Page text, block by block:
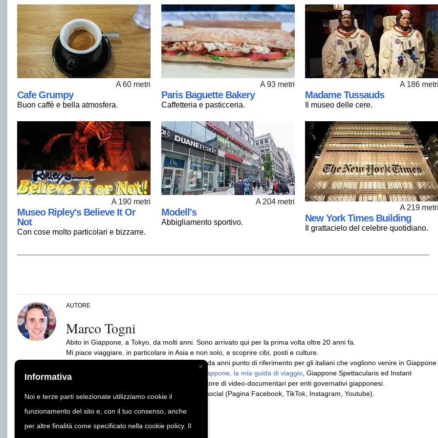
A 60 metri
Cafe Grumpy
Buon caffè e bella atmosfera.
A 93 metri
Paris Baguette Bakery
Caffetteria e pasticceria.
A 186
Madame Tussauds
Il museo delle cere.
A 190 metri
Museo Ripley's Believe It Or
Not
Con cose molto particolari e bizzarre.
A 204 metri
Modell's
Abbigliamento sportivo.
A 219
New York Times Building
Il grattacielo del celebre quotidiano.
AUTORE
Marco Togni
Abito in Giappone, a Tokyo, da molti anni. Sono arrivato qui per la prima volta oltre 20 anni fa.
Mi piace viaggiare, in particolare in Asia e non solo, e scoprire cibi, posti e culture.
Fondatore di GiappoTour e GiappoLife. Sono da anni punto di riferimento per gli italiani che vogliono venire in Giappone
Giappone, la mia guida di viaggio , Giappone Spettacularis ed Instant
Giapponese (ed.Gribaudo/Feltrinelli) e produttore di video-documentari per enti governativi giapponesi.
Seguito da più di 2 milioni di persone sui vari social (Pagina Facebook, TikTok, Instagram, Youtube).
Informativa
Noi e terze parti selezionate utilizziamo cookie il
funzionamento del sito e, con il tuo consenso, anche
per altre finalità come specificato nella cookie policy. Il